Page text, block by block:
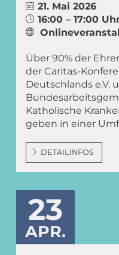
21. Mai 2026
16:00 – 17:00
Über 90% der
der Caritas-
Deutschlands e.V.
Katholische
geben in einer
DETAILINFOS
23
APR.